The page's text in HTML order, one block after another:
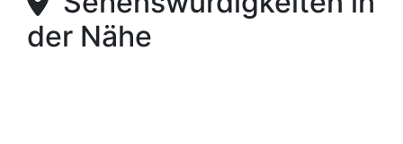
der Nähe